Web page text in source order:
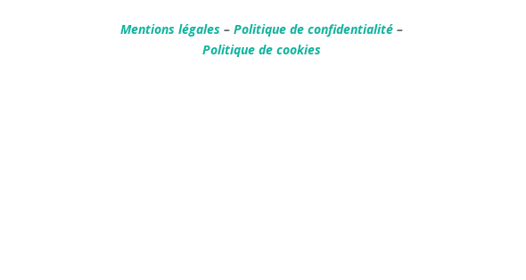
Mentions légales –Politique de confidentialité –
Politique de cookies